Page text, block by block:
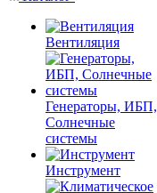
Вентиляция
Генераторы, ИБП,
Солнечные
системы
Инструмент